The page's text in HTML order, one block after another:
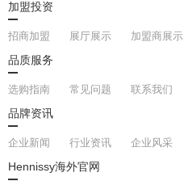
加盟投资
招商加盟 展厅展示
加盟商展示
品质服务
选购指南 常见问题 联系我们
品牌资讯
企业新闻 行业资讯 企业风采
Hennissy海外官网